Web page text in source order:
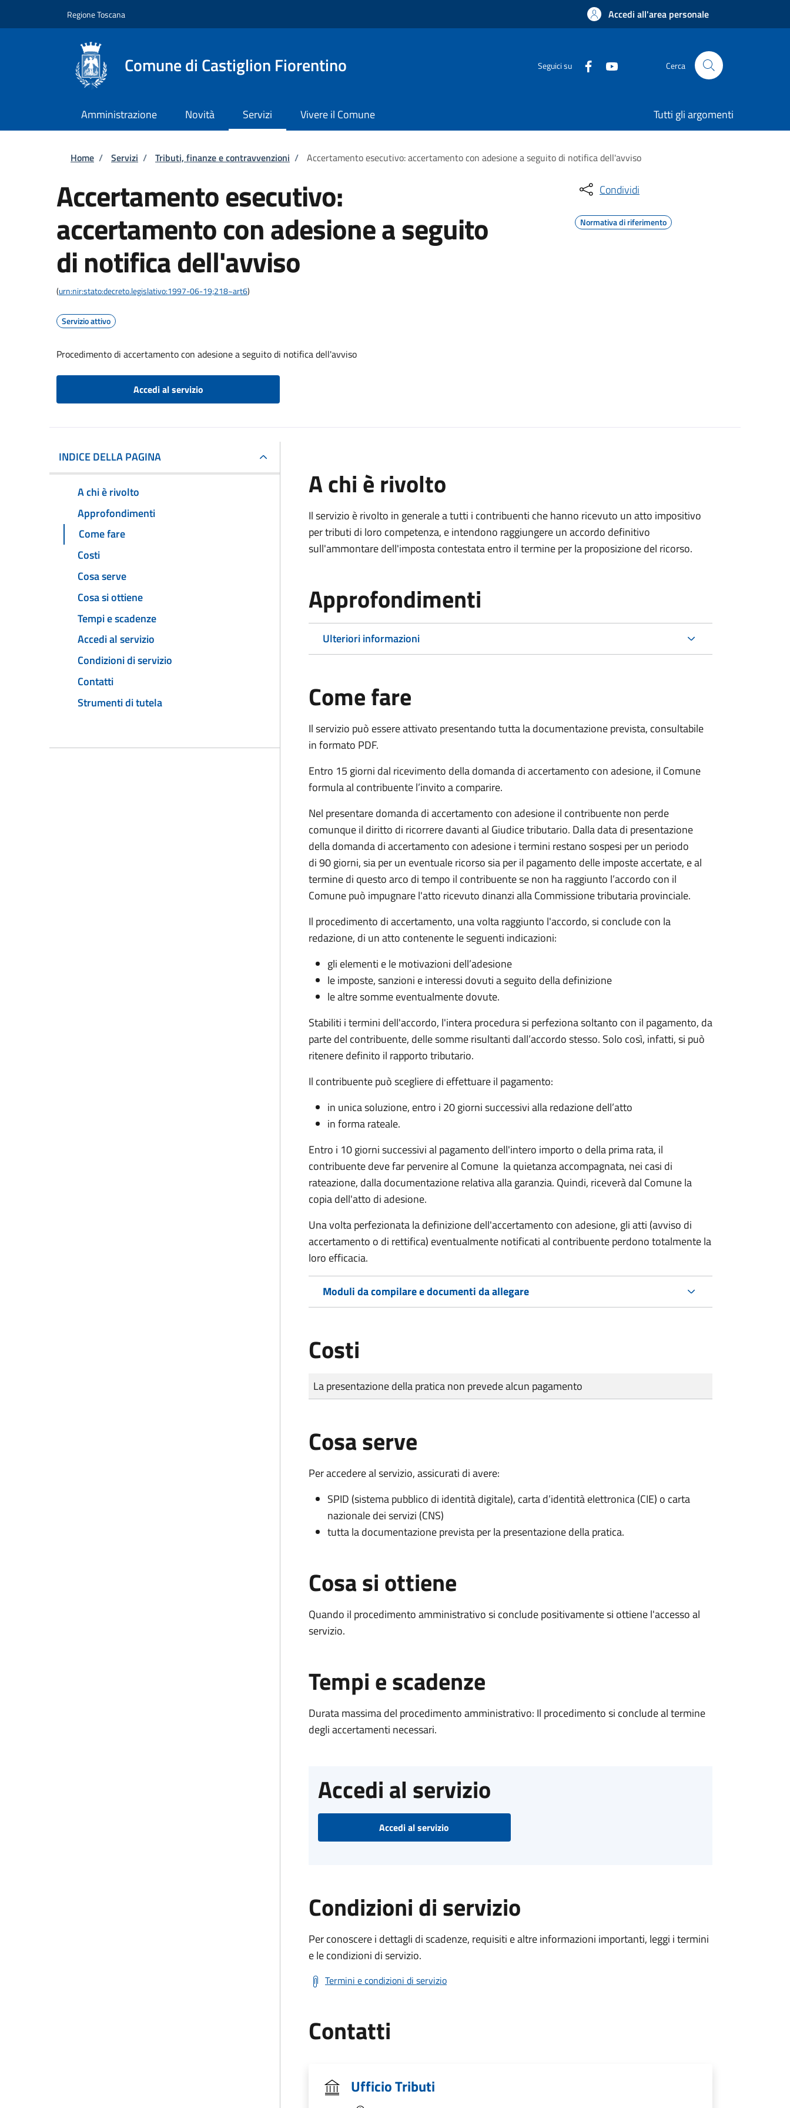
Regione Toscana Accedi all'area personale
Comune di Castiglion Fiorentino Seguici su Cerca
Amministrazione Novità Servizi Vivere il Comune Tutti gli argomenti
Briciole di pane
Home / Servizi / Tributi, finanze e contravvenzioni / Accertamento esecutivo: accertamento con adesione a seguito di notifica dell'avviso
Accertamento esecutivo:
accertamento con adesione a seguito
di notifica dell'avviso
(urn:nir:stato:decreto.legislativo:1997-06-19;218~art6)
Servizio attivo
Procedimento di accertamento con adesione a seguito di notifica dell'avviso
Accedi al servizio
Condividi
Normativa di riferimento
INDICE DELLA PAGINA
A chi è rivolto
Approfondimenti
Come fare
Costi
Cosa serve
Cosa si ottiene
Tempi e scadenze
Accedi al servizio
Condizioni di servizio
Contatti
Strumenti di tutela
A chi è rivolto
Il servizio è rivolto in generale a tutti i contribuenti che hanno ricevuto un atto impositivo
per tributi di loro competenza, e intendono raggiungere un accordo definitivo
sull'ammontare dell'imposta contestata entro il termine per la proposizione del ricorso.
Approfondimenti
Ulteriori informazioni
Come fare
Il servizio può essere attivato presentando tutta la documentazione prevista, consultabile
in formato PDF.
Entro 15 giorni dal ricevimento della domanda di accertamento con adesione, il Comune
formula al contribuente l’invito a comparire.
Nel presentare domanda di accertamento con adesione il contribuente non perde
comunque il diritto di ricorrere davanti al Giudice tributario. Dalla data di presentazione
della domanda di accertamento con adesione i termini restano sospesi per un periodo
di 90 giorni, sia per un eventuale ricorso sia per il pagamento delle imposte accertate, e al
termine di questo arco di tempo il contribuente se non ha raggiunto l’accordo con il
Comune può impugnare l'atto ricevuto dinanzi alla Commissione tributaria provinciale.
Il procedimento di accertamento, una volta raggiunto l'accordo, si conclude con la
redazione, di un atto contenente le seguenti indicazioni:
gli elementi e le motivazioni dell’adesione
le imposte, sanzioni e interessi dovuti a seguito della definizione
le altre somme eventualmente dovute.
Stabiliti i termini dell'accordo, l'intera procedura si perfeziona soltanto con il pagamento, da
parte del contribuente, delle somme risultanti dall’accordo stesso. Solo così, infatti, si può
ritenere definito il rapporto tributario.
Il contribuente può scegliere di effettuare il pagamento:
in unica soluzione, entro i 20 giorni successivi alla redazione dell’atto
in forma rateale.
Entro i 10 giorni successivi al pagamento dell'intero importo o della prima rata, il
contribuente deve far pervenire al Comune la quietanza accompagnata, nei casi di
rateazione, dalla documentazione relativa alla garanzia. Quindi, riceverà dal Comune la
copia dell'atto di adesione.
Una volta perfezionata la definizione dell'accertamento con adesione, gli atti (avviso di
accertamento o di rettifica) eventualmente notificati al contribuente perdono totalmente la
loro efficacia.
Moduli da compilare e documenti da allegare
Costi
Tipo di pagamento
Importo
La presentazione della pratica non prevede alcun pagamento
Cosa serve
Per accedere al servizio, assicurati di avere:
SPID (sistema pubblico di identità digitale), carta d’identità elettronica (CIE) o carta
nazionale dei servizi (CNS)
tutta la documentazione prevista per la presentazione della pratica.
Cosa si ottiene
Quando il procedimento amministrativo si conclude positivamente si ottiene l'accesso al
servizio.
Tempi e scadenze
Durata massima del procedimento amministrativo: Il procedimento si conclude al termine
degli accertamenti necessari.
Accedi al servizio
Accedi al servizio
Condizioni di servizio
Per conoscere i dettagli di scadenze, requisiti e altre informazioni importanti, leggi i termini
e le condizioni di servizio.
Termini e condizioni di servizio
Contatti
Ufficio Tributi